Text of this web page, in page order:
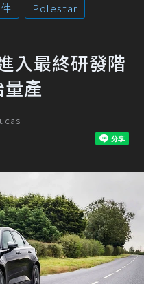
Polestar
入最終研發階
產